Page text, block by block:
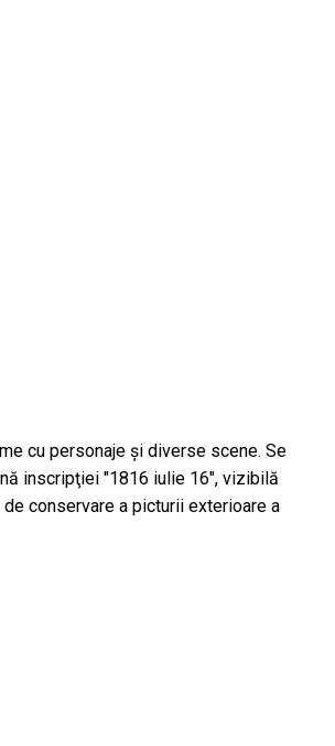
cu personaje şi diverse scene. Se
inscripţiei "1816 iulie 16", vizibilă
conservare a picturii exterioare a